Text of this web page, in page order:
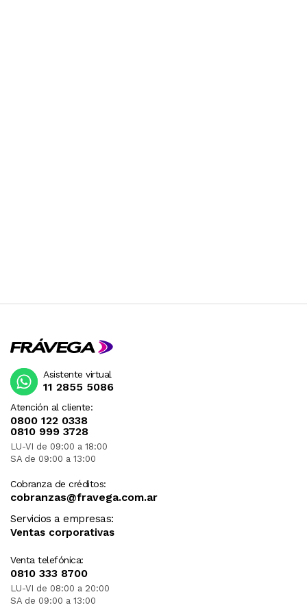
Atención al cliente:
0800 122 0338
0810 999 3728
LU-VI de 09:00 a 18:00
SA de 09:00 a 13:00
Cobranza de créditos:
cobranzas@fravega.com.ar
Servicios a empresas:
Ventas corporativas
Venta telefónica:
0810 333 8700
LU-VI de 08:00 a 20:00
SA de 09:00 a 13:00
Asistente virtual
11 2855 5086